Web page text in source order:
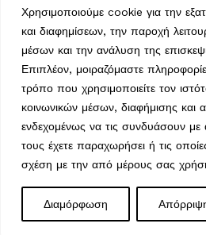
Χρησιμοποιούμε cookie για την
και διαφημίσεων, την παροχή
μέσων και την ανάλυση της
Επιπλέον, μοιραζόμαστε
τρόπο που χρησιμοποιείτε τον
κοινωνικών μέσων, διαφήμισης και
ενδεχομένως να τις συνδυάσουν
τους έχετε παραχωρήσει ή τις
σχέση με την από μέρους σας
Διαμόρφωση
Τρόποι Αποστολής
Μέθοδοι Πληρωμής
Πολιτική Επιστροφών
Ασφάλεια Συναλλαγών
Όροι & Προϋποθέσεις
Αναζήτηση Αποστολής
Ωράριο Λειτουργίας
Δευτέρα : 9:00-14:30
Τρίτη : 9:00-14:30, 18:00-21:00
ΒΑΣΗ ΟΜΠΡΕΛΑΣ
ΤΣΙΜΕΝΤΕΝΙΑ ΓΚΡΙ